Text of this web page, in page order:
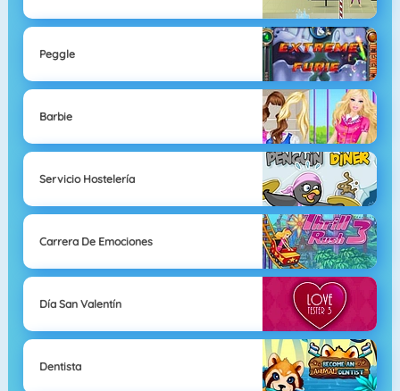
Peggle
Barbie
Servicio Hostelería
Carrera De Emociones
Día San Valentín
Dentista